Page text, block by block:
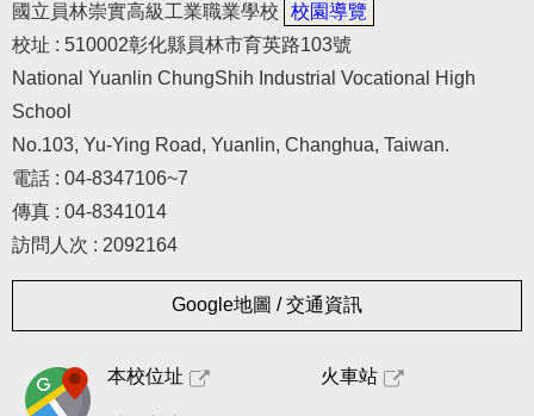
國立員林崇實高級工業職業學校
校園導覽
校址 : 510002彰化縣員林市育英路103號
National Yuanlin ChungShih Industrial Vocational High
School
No.103, Yu-Ying Road, Yuanlin, Changhua, Taiwan.
電話 : 04-8347106~7
傳真 : 04-8341014
訪問人次 : 2092164
Google地圖 / 交通資訊
本校位址 火車站